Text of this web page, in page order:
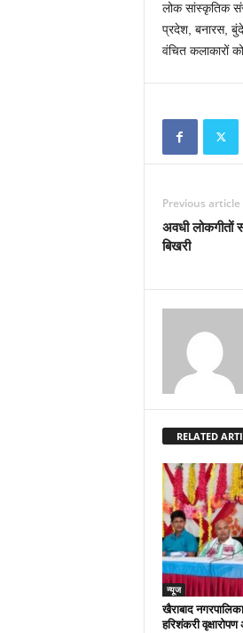
लोक सांस्कृतिक
प्रदेश, बनारस,
वंचित कलाकारों
Previous article
अवधी लोकगीतों
बिखरी
RELATED
न्यूज
खैराबाद नगरपालिका
हरिशंकरी